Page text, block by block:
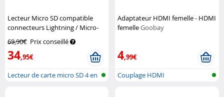
Lecteur Micro SD compatible
connecteurs Lightning / Micro-
Callstel
69,90€ Prix conseillé
34,95€
Lecteur de carte micro SD 4 en
Adaptateur HDMI femelle - HDMI
femelleGoobay
4,99€
Couplage HDMI